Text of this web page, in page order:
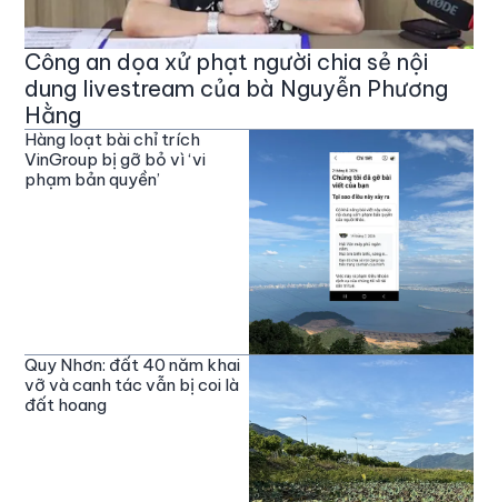
Công an dọa xử phạt người chia sẻ nội
dung livestream của bà Nguyễn Phương
Hằng
Hàng loạt bài chỉ trích
VinGroup bị gỡ bỏ vì ‘vi
phạm bản quyền’
Quy Nhơn: đất 40 năm khai
vỡ và canh tác vẫn bị coi là
đất hoang